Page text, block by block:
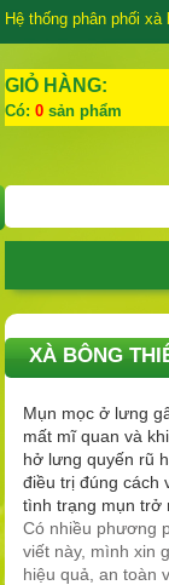
Hệ thống phân phối xà
GIỎ HÀNG:
Có:0 sản phẩm
XÀ BÔNG
Mụn mọc ở lưng
mất mĩ quan và
hở lưng quyến rũ
điều trị đúng cách
tình trạng mụn trở
Có nhiều phương
viết này, mình xin
hiệu quả, an toàn